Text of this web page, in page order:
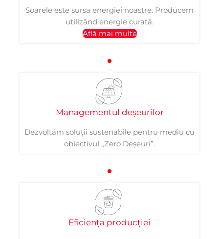
Soarele este sursa energiei noastre. Producem
utilizând energie curată.
Află mai multe
Managementul deșeurilor
Dezvoltăm soluții sustenabile pentru mediu cu
obiectivul „Zero Deșeuri”.
Eficiența producției